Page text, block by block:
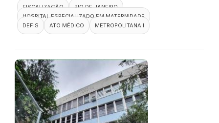
FISCALIZAÇÃO
RIO DE JANEIRO
HOSPITAL ESPECIALIZADO EM MATERNIDADE
DEFIS
ATO MÉDICO METROPOLITANA I